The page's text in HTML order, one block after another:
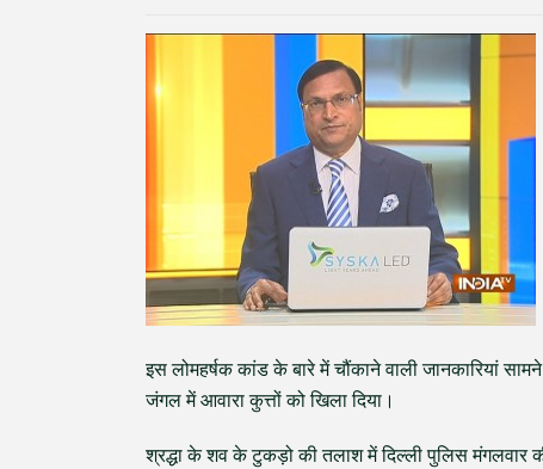
इस लोमहर्षक कांड के बारे में चौंकाने वाली जानकारियां
जंगल में आवारा कुत्तों को खिला दिया।
श्रद्धा के शव के टुकड़ो की तलाश में दिल्ली पुलिस